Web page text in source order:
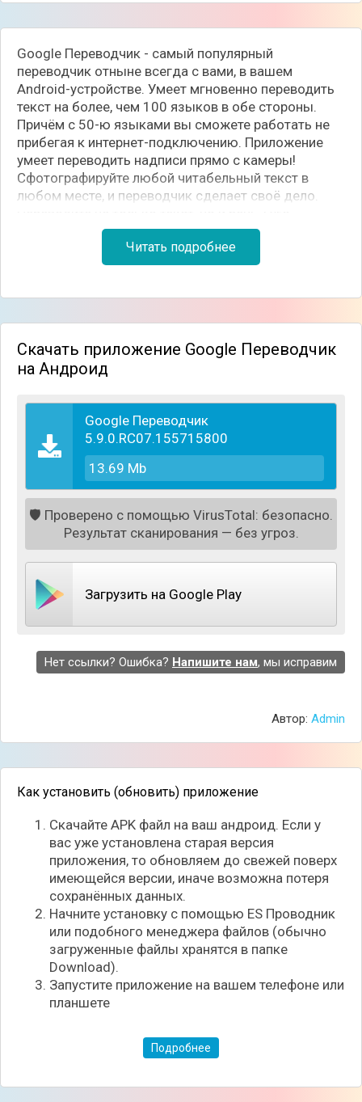
Google Переводчик - самый популярный
переводчик отныне всегда с вами, в вашем
Android-устройстве. Умеет мгновенно переводить
текст на более, чем 100 языков в обе стороны.
Причём с 50-ю языками вы сможете работать не
прибегая к интернет-подключению. Приложение
умеет переводить надписи прямо с камеры!
Сфотографируйте любой читабельный текст в
любом месте, и переводчик сделает своё дело.
переводчик способен обработать разговор с 32-х
разных языков. Помимо всего прочего он
понимает рукописный текст.
Читать подробнее
Скачать приложение Google Переводчик
на Андроид
Google Переводчик
5.9.0.RC07.155715800
13.69 Mb
🛡️ Проверено с помощью VirusTotal: безопасно.
Результат сканирования — без угроз.
Загрузить на Google Play
Нет ссылки? Ошибка? Напишите нам, мы исправим
Автор: Admin
Как установить (обновить) приложение
Скачайте APK файл на ваш андроид. Если у
вас уже установлена старая версия
приложения, то обновляем до свежей поверх
имеющейся версии, иначе возможна потеря
сохранённых данных.
Начните установку с помощью ES Проводник
или подобного менеджера файлов (обычно
загруженные файлы хранятся в папке
Download).
Запустите приложение на вашем телефоне или
планшете
Подробнее